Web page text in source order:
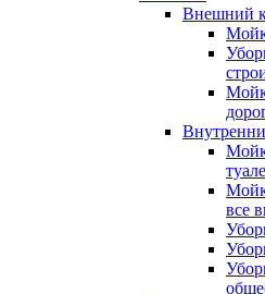
Внешний
все